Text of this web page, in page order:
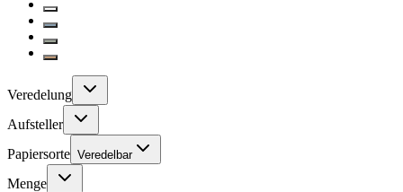
Veredelung
Aufsteller
Papiersorte Veredelbar
Menge